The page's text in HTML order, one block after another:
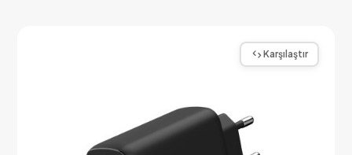
Karşılaştır